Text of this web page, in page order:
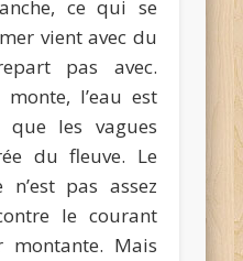
ce qui se
vient avec du
pas avec.
l’eau est
que les vagues
du fleuve. Le
pas assez
le courant
montante. Mais